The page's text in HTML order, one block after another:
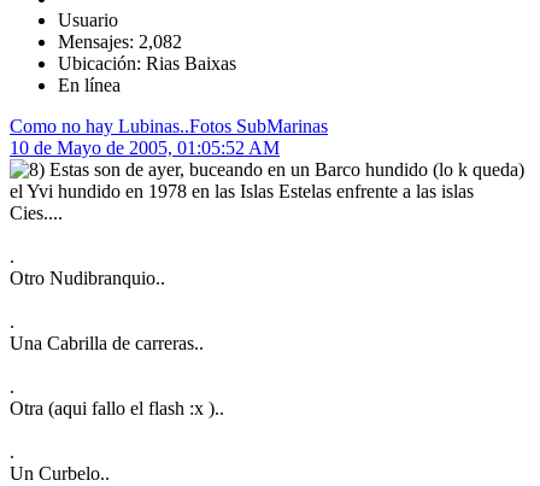
Usuario
Mensajes: 2,082
Ubicación: Rias Baixas
En línea
Como no hay Lubinas..Fotos SubMarinas
10 de Mayo de 2005, 01:05:52 AM
Estas son de ayer, buceando en un Barco hundido (lo k queda)
el Yvi hundido en 1978 en las Islas Estelas enfrente a las islas
Cies....
.
Otro Nudibranquio..
.
Una Cabrilla de carreras..
.
Otra (aqui fallo el flash :x )..
.
Un Curbelo..